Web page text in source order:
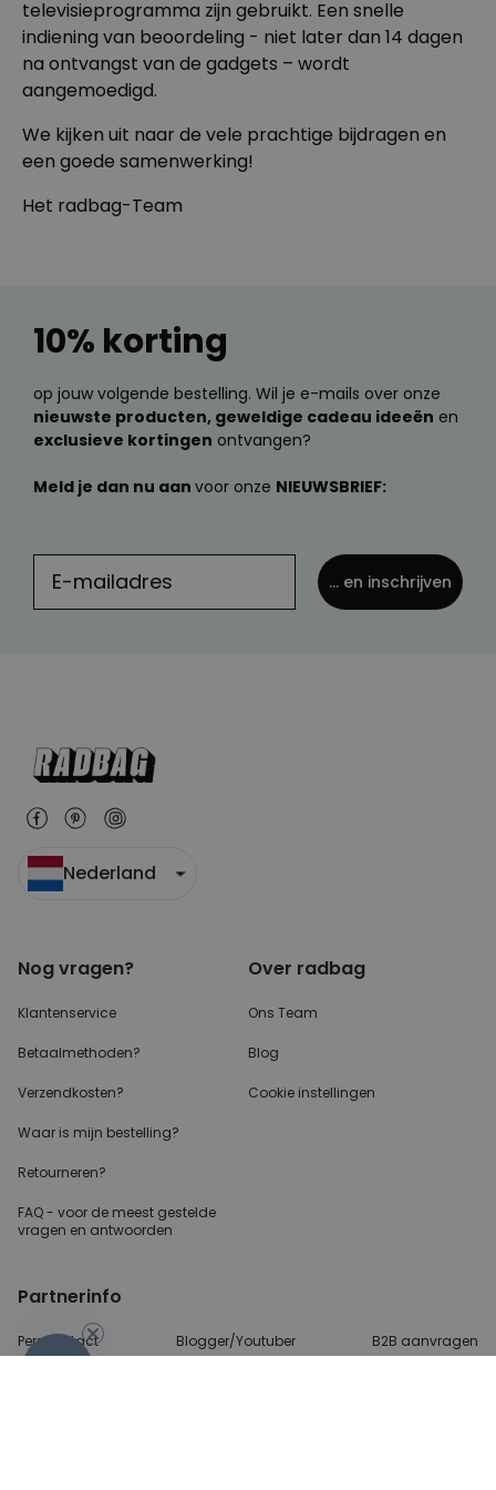
televisieprogramma zijn gebruikt. Een snelle
indiening van beoordeling - niet later dan 14 dagen
na ontvangst van de gadgets – wordt
aangemoedigd.
We kijken uit naar de vele prachtige bijdragen en
een goede samenwerking!
Het radbag-Team
10% korting
op jouw volgende bestelling. Wil je e-mails over onze
nieuwste producten, geweldige cadeau ideeën en
exclusieve kortingen ontvangen?
Meld je dan nu aan voor onze NIEUWSBRIEF:
... en inschrijven
Nederland
Nog vragen?
Klantenservice
Betaalmethoden?
Verzendkosten?
Waar is mijn bestelling?
Retourneren?
FAQ - voor de meest gestelde
vragen en antwoorden
Over radbag
Ons Team
Blog
Cookie instellingen
Partnerinfo
Perscontact Blogger/Youtuber B2B aanvragen